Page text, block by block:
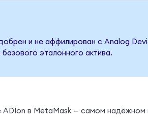
и не аффилирован с Analog
эталонного актива.
ADIon в MetaMask — самом надёжном